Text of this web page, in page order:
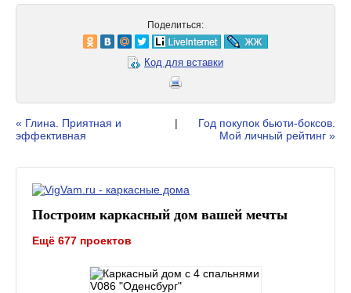
Поделиться:
Код для вставки
« Глина. Приятная и
эффективная
|
Год покупок бьюти-боксов.
Мой личный рейтинг »
Построим каркасный дом вашей мечты
Ещё 677 проектов